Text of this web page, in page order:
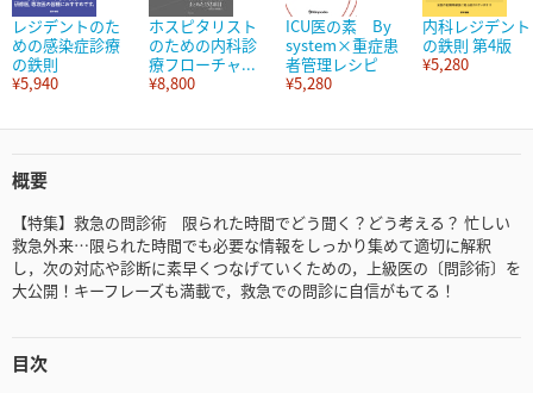
レジデントのた
めの感染症診療
の鉄則
¥5,940
ホスピタリスト
のための内科診
療フローチャ...
¥8,800
ICU医の素 By
system×重症患
者管理レシピ
¥5,280
内科レジデント
の鉄則 第4版
¥5,280
概要
【特集】救急の問診術 限られた時間でどう聞く？どう考える？ 忙しい
救急外来…限られた時間でも必要な情報をしっかり集めて適切に解釈
し，次の対応や診断に素早くつなげていくための，上級医の〔問診術〕を
大公開！キーフレーズも満載で，救急での問診に自信がもてる！
目次